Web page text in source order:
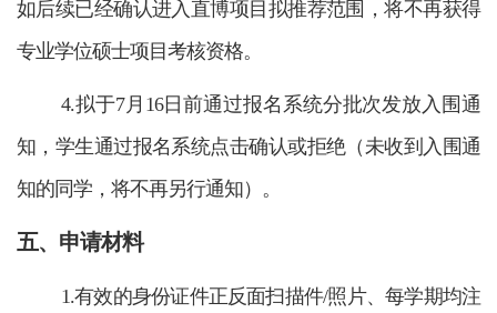
如后续已经确认进入直博项目拟推荐范围，将不再获得
专业学位硕士项目考核资格。
4.拟于7月16日前通过报名系统分批次发放入围通
知，学生通过报名系统点击确认或拒绝（未收到入围通
知的同学，将不再另行通知）。
五、申请材料
1.有效的身份证件正反面扫描件/照片、每学期均注